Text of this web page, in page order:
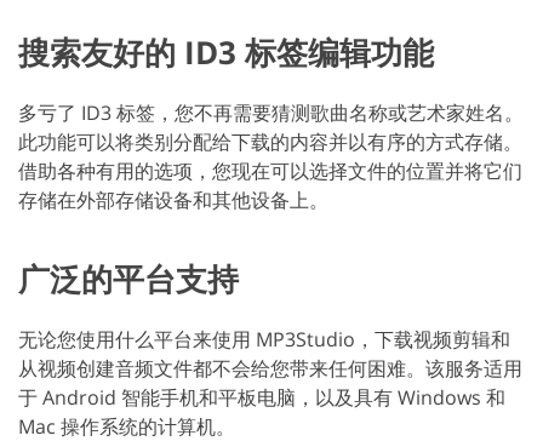
搜索友好的 ID3 标签编辑功能
多亏了 ID3 标签，您不再需要猜测歌曲名称或艺术家姓名。
此功能可以将类别分配给下载的内容并以有序的方式存储。
借助各种有用的选项，您现在可以选择文件的位置并将它们
存储在外部存储设备和其他设备上。
广泛的平台支持
无论您使用什么平台来使用 MP3Studio，下载视频剪辑和
从视频创建音频文件都不会给您带来任何困难。该服务适用
于 Android 智能手机和平板电脑，以及具有 Windows 和
Mac 操作系统的计算机。